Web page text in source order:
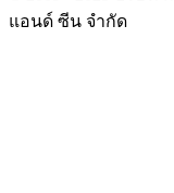
แอนด์ ซีน จำกัด